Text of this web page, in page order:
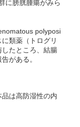
に膀胱腫瘍がみら
polyposi
類薬（トログリ
たところ、結腸
がある 。
は高防湿性の内